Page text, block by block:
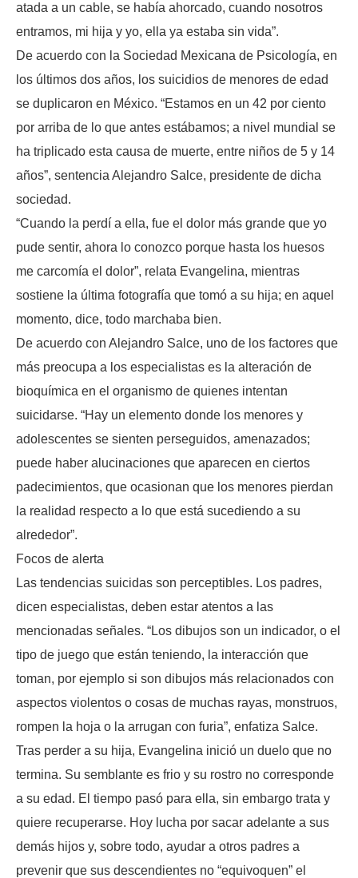
atada a un cable, se había ahorcado, cuando nosotros
entramos, mi hija y yo, ella ya estaba sin vida”.
De acuerdo con la Sociedad Mexicana de Psicología, en
los últimos dos años, los suicidios de menores de edad
se duplicaron en México. “Estamos en un 42 por ciento
por arriba de lo que antes estábamos; a nivel mundial se
ha triplicado esta causa de muerte, entre niños de 5 y 14
años”, sentencia Alejandro Salce, presidente de dicha
sociedad.
“Cuando la perdí a ella, fue el dolor más grande que yo
pude sentir, ahora lo conozco porque hasta los huesos
me carcomía el dolor”, relata Evangelina, mientras
sostiene la última fotografía que tomó a su hija; en aquel
momento, dice, todo marchaba bien.
De acuerdo con Alejandro Salce, uno de los factores que
más preocupa a los especialistas es la alteración de
bioquímica en el organismo de quienes intentan
suicidarse. “Hay un elemento donde los menores y
adolescentes se sienten perseguidos, amenazados;
puede haber alucinaciones que aparecen en ciertos
padecimientos, que ocasionan que los menores pierdan
la realidad respecto a lo que está sucediendo a su
alrededor”.
Focos de alerta
Las tendencias suicidas son perceptibles. Los padres,
dicen especialistas, deben estar atentos a las
mencionadas señales. “Los dibujos son un indicador, o el
tipo de juego que están teniendo, la interacción que
toman, por ejemplo si son dibujos más relacionados con
aspectos violentos o cosas de muchas rayas, monstruos,
rompen la hoja o la arrugan con furia”, enfatiza Salce.
Tras perder a su hija, Evangelina inició un duelo que no
termina. Su semblante es frio y su rostro no corresponde
a su edad. El tiempo pasó para ella, sin embargo trata y
quiere recuperarse. Hoy lucha por sacar adelante a sus
demás hijos y, sobre todo, ayudar a otros padres a
prevenir que sus descendientes no “equivoquen” el